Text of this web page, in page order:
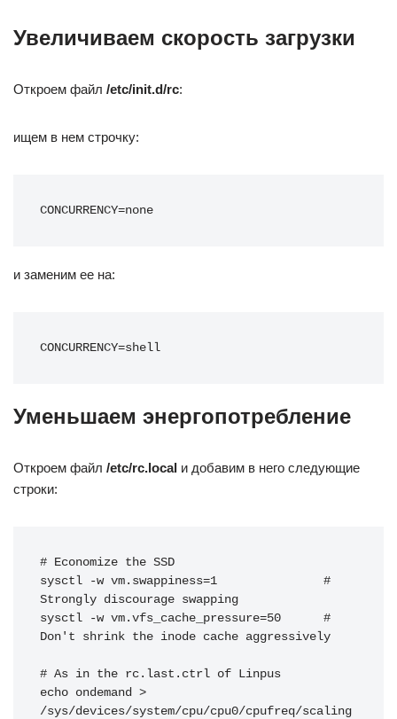
Увеличиваем скорость загрузки
Откроем файл /etc/init.d/rc:
ищем в нем строчку:
CONCURRENCY=none
и заменим ее на:
CONCURRENCY=shell
Уменьшаем энергопотребление
Откроем файл /etc/rc.local и добавим в него следующие
строки:
# Economize the SSD
sysctl -w vm.swappiness=1               #
Strongly discourage swapping
sysctl -w vm.vfs_cache_pressure=50      #
Don't shrink the inode cache aggressively
# As in the rc.last.ctrl of Linpus
echo ondemand >
/sys/devices/system/cpu/cpu0/cpufreq/scaling